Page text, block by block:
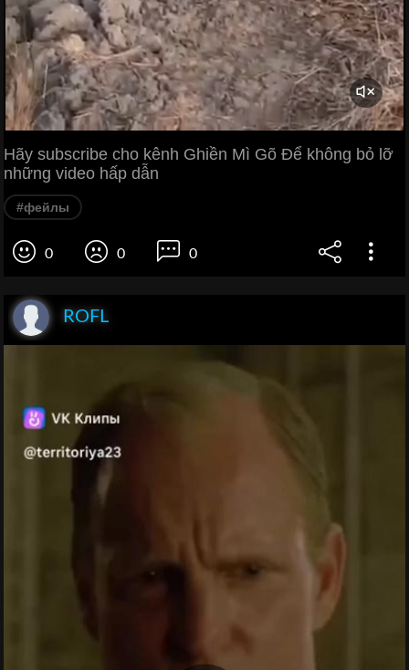
Hãy subscribe cho kênh Ghiền Mì Gõ Để không bỏ lỡ
những video hấp dẫn
#фейлы
0 0 0
ROFL